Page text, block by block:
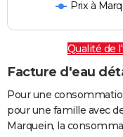
Prix à
Qualité de
Facture d'eau
Pour une
pour une famille avec
Marquein, la